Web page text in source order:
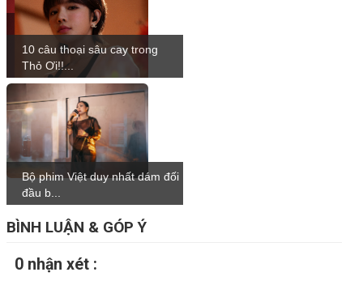
10 câu thoại sâu cay trong
Thỏ Ơi!!...
Bộ phim Việt duy nhất dám đối
đầu b...
BÌNH LUẬN & GÓP Ý
0 nhận xét :